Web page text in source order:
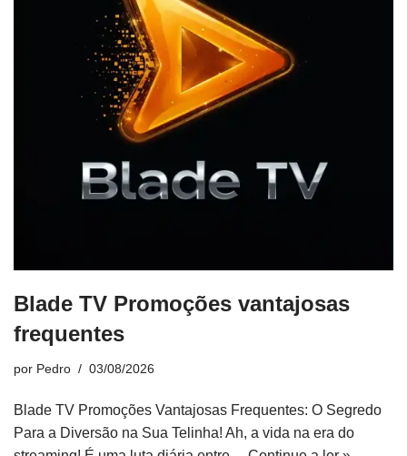
Blade TV Promoções vantajosas
frequentes
por Pedro 03/08/2026
Blade TV Promoções Vantajosas Frequentes: O Segredo
Para a Diversão na Sua Telinha! Ah, a vida na era do